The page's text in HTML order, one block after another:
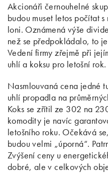
Akcionáři černouhelné
budou muset letos počítat
loni. Oznámená výše
než se předpokládalo, to
Vedení firmy zřejmě při
uhlí a koksu pro letošní rok.
Nasmlouvaná cena jedné
uhlí propadla na
Koks se zřítil ze 302 na
komodity je navíc
letošního roku. Očekává
budou velmi „úporná“.
Zvýšení ceny u
dobré, ale v celkových